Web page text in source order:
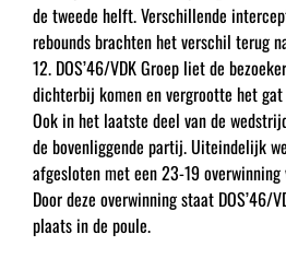
de tweede helft. Verschillende
rebounds brachten het verschil terug
12. DOS’46/VDK Groep liet de
dichterbij komen en vergrootte het
Ook in het laatste deel van de
de bovenliggende partij. Uiteindelijk
afgesloten met een 23-19
Door deze overwinning staat DOS’46/
plaats in de poule.